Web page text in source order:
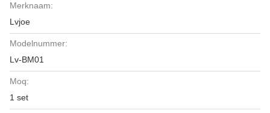
Merknaam:
Lvjoe
Modelnummer:
Lv-BM01
Moq:
1 set